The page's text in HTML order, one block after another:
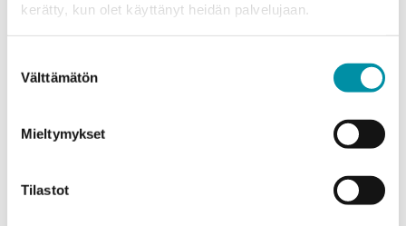
kerätty, kun olet käyttänyt heidän palvelujaan.
valinta
Välttämätön
Mieltymykset
Tilastot